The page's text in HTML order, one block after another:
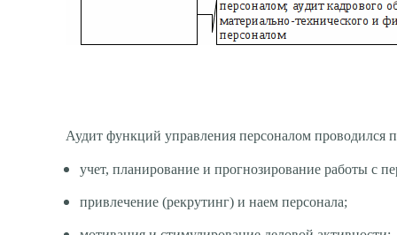
Аудит функций управления персоналом проводился
учет, планирование и прогнозирование работы с
привлечение (рекрутинг) и наем персонала;